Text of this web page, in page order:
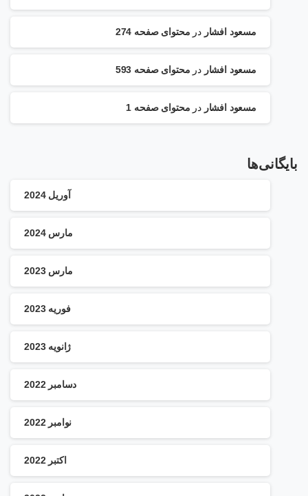
مسعود افشار در محتوای صفحه 274
مسعود افشار در محتوای صفحه 593
مسعود افشار در محتوای صفحه 1
بایگانی‌ها
آوریل 2024
مارس 2024
مارس 2023
فوریه 2023
ژانویه 2023
دسامبر 2022
نوامبر 2022
اکتبر 2022